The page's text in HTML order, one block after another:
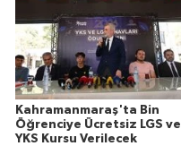
Kahramanmaraş'ta Bin
Öğrenciye Ücretsiz LGS ve
YKS Kursu Verilecek